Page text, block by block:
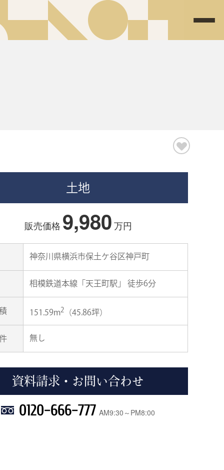
土地
販売価格 9,980万円
神奈川県横浜市保土ケ谷区神戸町
相模鉄道本線「天王町駅」 徒歩6分
151.59m2 （45.86坪）
無し
資料請求・お問い合わせ
0120-666-777 AM9:30～PM8:00